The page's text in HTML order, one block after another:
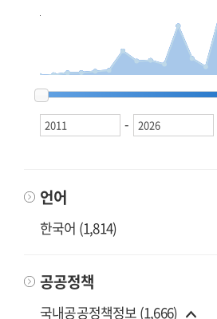
-
언어
한국어 (1,814)
공공정책
국내공공정책정보 (1,666)